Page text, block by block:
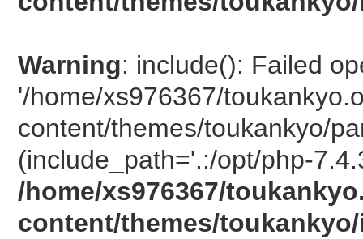
Warning: include(): Failed
'/home/xs976367/
content/themes/toukankyo/
(include_path='.:/opt/php-
/home/xs976367/
content/themes/